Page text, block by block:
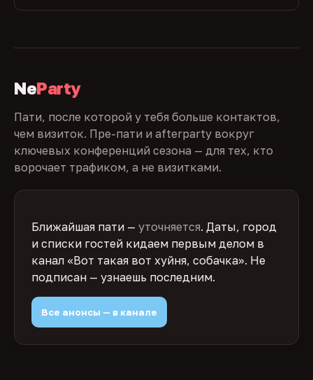
NeParty
Пати, после которой у тебя больше контактов,
чем визиток. Пре-пати и afterparty вокруг
ключевых конференций сезона — для тех, кто
ворочает трафиком, а не визитками.
Ближайшая пати — уточняется. Даты, город
и списки гостей кидаем первым делом в
канал «Вот такая вот хуйня, собачка». Не
подписан — узнаешь последним.
Все анонсы — в канале